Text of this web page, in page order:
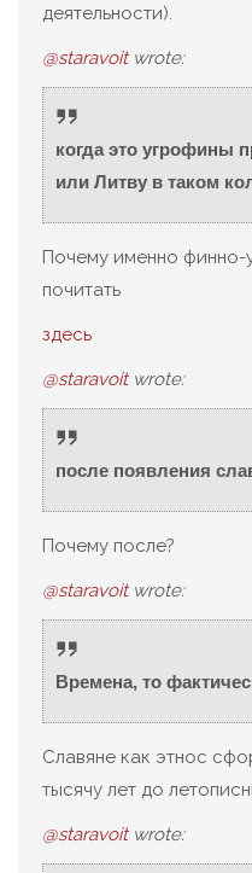
деятельности).
@staravoitwrote:
когда это угрофины
или Литву в таком
Почему именно финно-
почитать
здесь
@staravoitwrote:
после появления
Почему после?
@staravoitwrote:
Времена, то
Славяне как этнос
тысячу лет до
@staravoitwrote: